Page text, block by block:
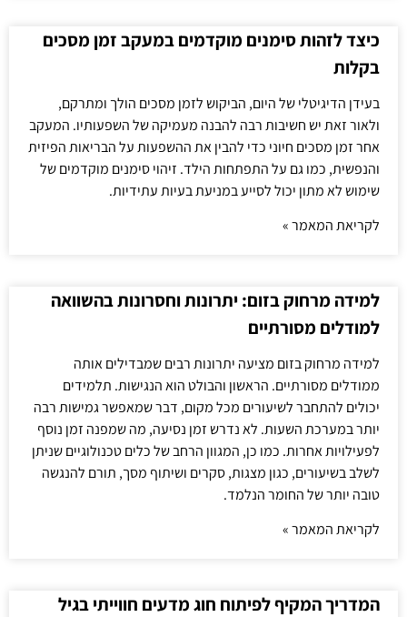
כיצד לזהות סימנים מוקדמים במעקב זמן מסכים
בקלות
בעידן הדיגיטלי של היום, הביקוש לזמן מסכים הולך ומתרקם,
ולאור זאת יש חשיבות רבה להבנה מעמיקה של השפעותיו. המעקב
אחר זמן מסכים חיוני כדי להבין את ההשפעות על הבריאות הפיזית
והנפשית, כמו גם על התפתחות הילד. זיהוי סימנים מוקדמים של
שימוש לא מתון יכול לסייע במניעת בעיות עתידיות.
לקריאת המאמר »
למידה מרחוק בזום: יתרונות וחסרונות בהשוואה
למודלים מסורתיים
למידה מרחוק בזום מציעה יתרונות רבים שמבדילים אותה
ממודלים מסורתיים. הראשון והבולט הוא הנגישות. תלמידים
יכולים להתחבר לשיעורים מכל מקום, דבר שמאפשר גמישות רבה
יותר במערכת השעות. לא נדרש זמן נסיעה, מה שמפנה זמן נוסף
לפעילויות אחרות. כמו כן, המגוון הרחב של כלים טכנולוגיים שניתן
לשלב בשיעורים, כגון מצגות, סקרים ושיתוף מסך, תורם להנגשה
טובה יותר של החומר הנלמד.
לקריאת המאמר »
המדריך המקיף לפיתוח חוג מדעים חווייתי בגיל